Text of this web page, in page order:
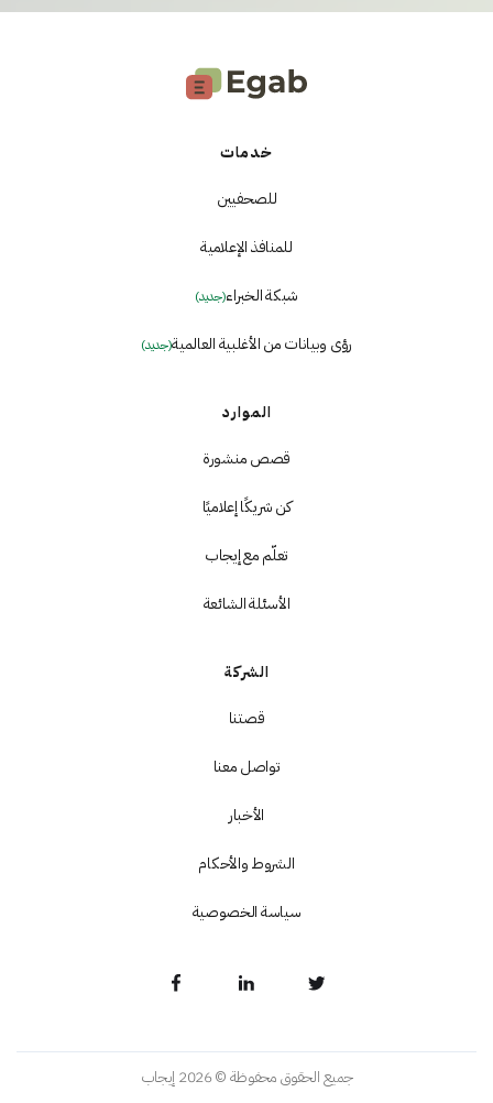
خدمات
للصحفيين
للمنافذ الإعلامية
شبكة الخبراء(جديد)
رؤى وبيانات من الأغلبية العالمية(جديد)
الموارد
قصص منشورة
كن شريكًا إعلاميًا
تعلّم مع إيجاب
الأسئلة الشائعة
الشركة
قصتنا
تواصل معنا
الأخبار
الشروط والأحكام
سياسة الخصوصية
جميع الحقوق محفوظة © 2026 إيجاب